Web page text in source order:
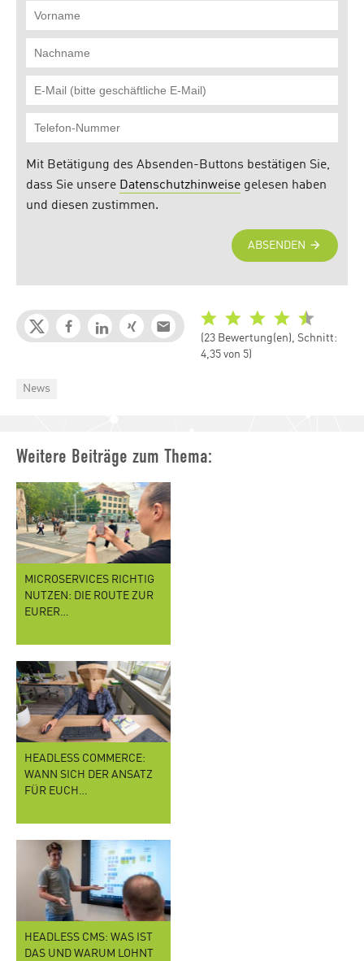
(23 Bewertung(en), Schnitt:
4,35 von 5)
Categories
News
Weitere Beiträge zum Thema:
MICROSERVICES RICHTIG
NUTZEN: DIE ROUTE ZUR
EURER…
HEADLESS COMMERCE:
WANN SICH DER ANSATZ
FÜR EUCH…
HEADLESS CMS: WAS IST
DAS UND WARUM LOHNT